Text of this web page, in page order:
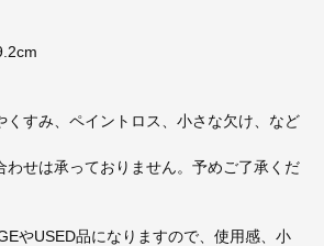
くすみ、ペイントロス、小さな欠け、など
せは承っておりません。予めご了承くだ
やUSED品になりますので、使用感、小